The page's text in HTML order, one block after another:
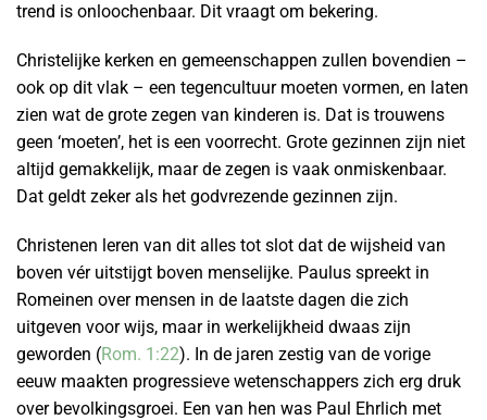
trend is onloochenbaar. Dit vraagt om bekering.
Christelijke kerken en gemeenschappen zullen bovendien –
ook op dit vlak – een tegencultuur moeten vormen, en laten
zien wat de grote zegen van kinderen is. Dat is trouwens
geen ‘moeten’, het is een voorrecht. Grote gezinnen zijn niet
altijd gemakkelijk, maar de zegen is vaak onmiskenbaar.
Dat geldt zeker als het godvrezende gezinnen zijn.
Christenen leren van dit alles tot slot dat de wijsheid van
boven vér uitstijgt boven menselijke. Paulus spreekt in
Romeinen over mensen in de laatste dagen die zich
uitgeven voor wijs, maar in werkelijkheid dwaas zijn
geworden (Rom. 1:22). In de jaren zestig van de vorige
eeuw maakten progressieve wetenschappers zich erg druk
over bevolkingsgroei. Een van hen was Paul Ehrlich met